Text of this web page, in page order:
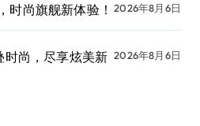
时尚旗舰新体验！ 2026年8月6日
时尚，尽享炫美新 2026年8月6日